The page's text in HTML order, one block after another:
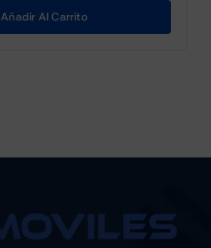
Añadir Al Carrito